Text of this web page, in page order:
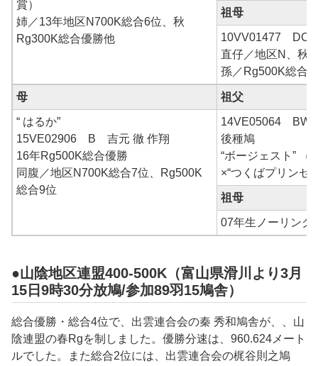
賞）
姉／13年地区N700K総合6位、秋
Rg300K総合優勝他
祖母
10VV01477 DC
直仔／地区N、秋
孫／Rg500K総合2
母 祖父
“ はるか”
15VE02906 B 吉元 徹 作翔
16年Rg500K総合優勝
同腹／地区N700K総合7位、Rg500K
総合9位
14VE05064
後種鳩
“ボージェスト” （
×“つくばプリンセ
祖母
07年生ノーリン
●山陰地区連盟400-500K（富山県滑川より3月
15日9時30分放鳩/参加89羽15鳩舎）
総合優勝・総合4位で、出雲連合会の秦 秀和鳩舎が、、山
陰連盟の春Rgを制しました。優勝分速は、 960.624 メート
ルでした。また総合2位には、出雲連合会の梶谷則之鳩